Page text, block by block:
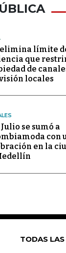
elimina límite
que
de
locales
se sumó a
con
en la
TODAS